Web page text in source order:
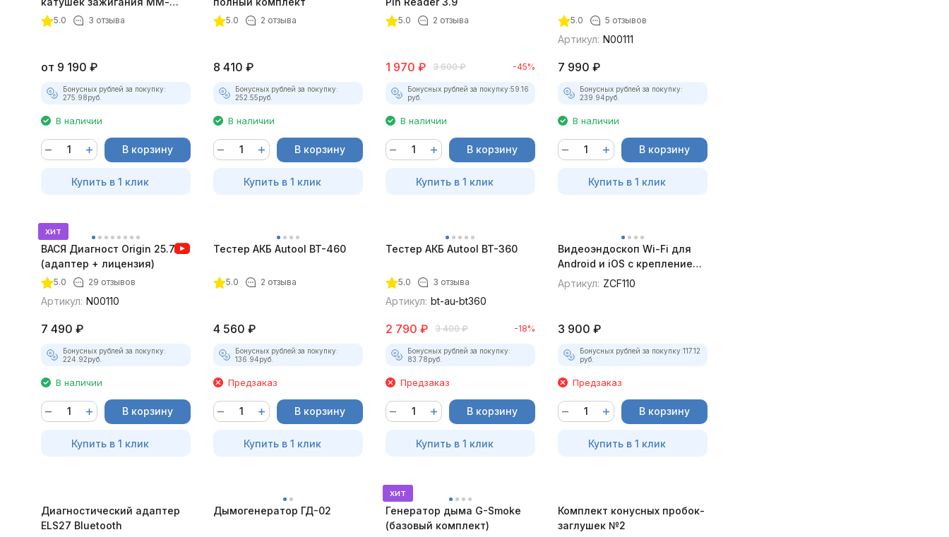
ТК-01 (v2) (полный
5.0 3 отзыва
от 9 190 ₽
Бонусных рублей за покупку:
275.98руб.
В наличии
В корзину
Купить в 1 клик
5.0 2 отзыва
8 410 ₽
Бонусных рублей за покупку:
252.55руб.
В наличии
В корзину
Купить в 1 клик
5.0 2 отзыва
1 970 ₽ 3 600 ₽ -45%
Бонусных рублей за покупку:59.16
руб.
В наличии
В корзину
Купить в 1 клик
5.0 5 отзывов
Артикул: N00111
7 990 ₽
Бонусных рублей за покупку:
239.94руб.
В наличии
В корзину
Купить в 1 клик
хит
ВАСЯ Диагност Origin 25.7.0
(адаптер + лицензия)
5.0 29 отзывов
Артикул: N00110
7 490 ₽
Бонусных рублей за покупку:
224.92руб.
В наличии
В корзину
Купить в 1 клик
Тестер АКБ Autool BT-460
5.0 2 отзыва
4 560 ₽
Бонусных рублей за покупку:
136.94руб.
Предзаказ
В корзину
Купить в 1 клик
Тестер АКБ Autool BT-360
5.0 3 отзыва
Артикул: bt-au-bt360
2 790 ₽ 3 400 ₽ -18%
Бонусных рублей за покупку:
83.78руб.
Предзаказ
В корзину
Купить в 1 клик
Видеоэндоскоп Wi-Fi для
Android и iOS с креплением
для смартфона
Артикул: ZCF110
3 900 ₽
Бонусных рублей за покупку:117.12
руб.
Предзаказ
В корзину
Купить в 1 клик
Диагностический адаптер
ELS27 Bluetooth
Дымогенератор ГД-02
хит
Генератор дыма G-Smoke
(базовый комплект)
Комплект конусных пробок-
заглушек №2